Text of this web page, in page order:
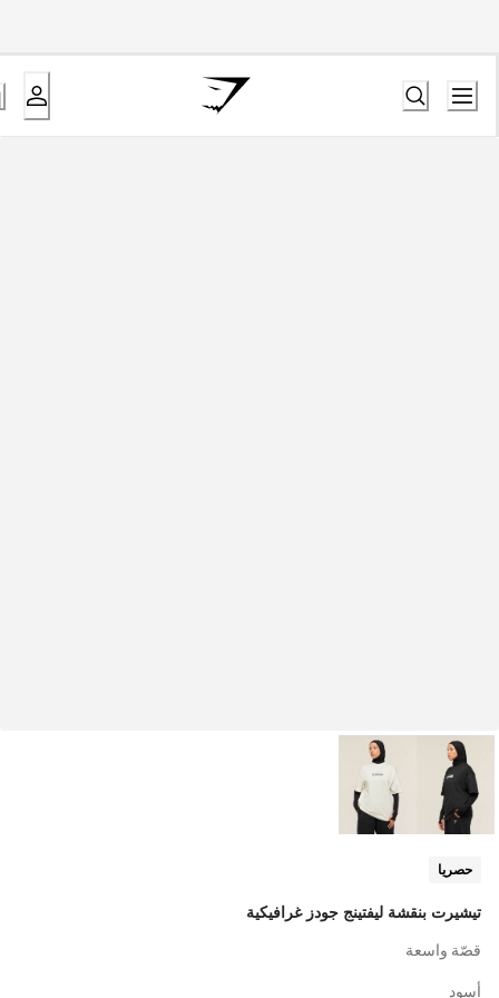
حصريا
تيشيرت بنقشة ليفتينج جودز غرافيكية
قصّة واسعة
أسود